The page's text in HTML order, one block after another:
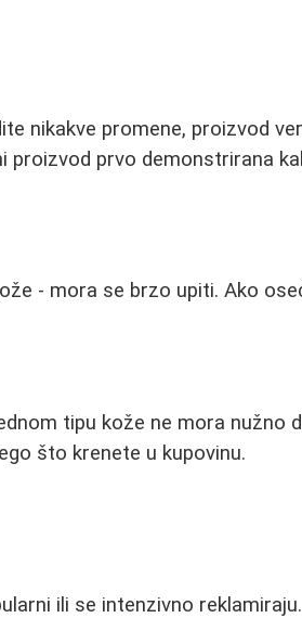
nikakve promene, proizvod
proizvod prvo demonstrirana
- mora se brzo upiti. Ako
tipu kože ne mora nužno
što krenete u kupovinu.
ili se intenzivno